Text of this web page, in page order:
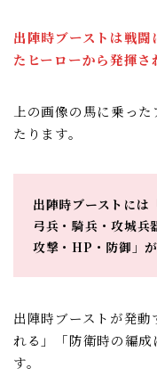
出陣時ブーストは戦
たヒーローから発揮さ
上の画像の馬に乗った
たります。
出陣時ブーストには
弓兵・騎兵・攻城
攻撃・HP・防御」が
出陣時ブーストが発
れる」「防衛時の編
す。